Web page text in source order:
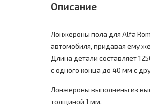
Описание
Лонжероны пола для Alfa
автомобиля, придавая ему
Длина детали составляет
с одного конца до 40 мм с
Лонжероны выполнены из
толщиной 1 мм.